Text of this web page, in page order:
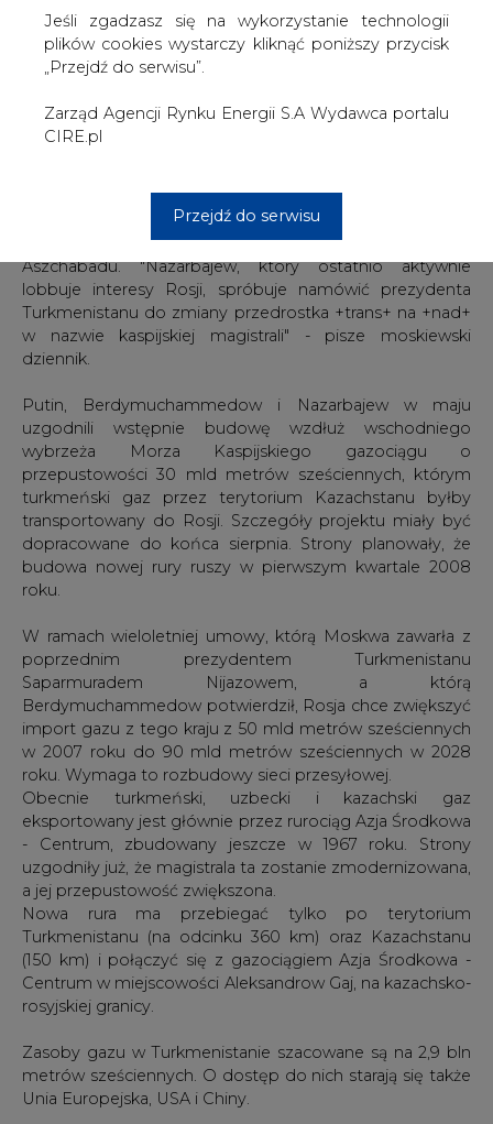
Jeśli zgadzasz się na wykorzystanie technologii
plików cookies wystarczy kliknąć poniższy przycisk
„Przejdź do serwisu”.
Zarząd Agencji Rynku Energii S.A Wydawca portalu
CIRE.pl
Przejdź do serwisu
Dziennik dodaje, że pod koniec września
Berdymuchammedow uda się do Nowego Jorku, gdzie
wystąpi z trybuny sesji Zgromadzenia Ogólnego
Narodów Zjednoczonych, a także spotka się z szefową
amerykańskiej dyplomacji Condoleezzą Rice i
przedstawicielami kół gospodarczych Stanów
Zdaniem "Niezawisimej Gaziety", przyszłość gazociągu
nadkaspijskiego zamierza wyjaśnić prezydent
Kazachstanu, który 12 września wybiera się do
Aszchabadu. "Nazarbajew, który ostatnio aktywnie
lobbuje interesy Rosji, spróbuje namówić prezydenta
Turkmenistanu do zmiany przedrostka +trans+ na +nad+
w nazwie kaspijskiej magistrali" - pisze moskiewski
dziennik.
Putin, Berdymuchammedow i Nazarbajew w maju
uzgodnili wstępnie budowę wzdłuż wschodniego
wybrzeża Morza Kaspijskiego gazociągu o
przepustowości 30 mld metrów sześciennych, którym
turkmeński gaz przez terytorium Kazachstanu byłby
transportowany do Rosji. Szczegóły projektu miały być
dopracowane do końca sierpnia. Strony planowały, że
budowa nowej rury ruszy w pierwszym kwartale 2008
roku.
W ramach wieloletniej umowy, którą Moskwa zawarła z
poprzednim prezydentem Turkmenistanu
Saparmuradem Nijazowem, a którą
Berdymuchammedow potwierdził, Rosja chce zwiększyć
import gazu z tego kraju z 50 mld metrów sześciennych
w 2007 roku do 90 mld metrów sześciennych w 2028
roku. Wymaga to rozbudowy sieci przesyłowej.
Obecnie turkmeński, uzbecki i kazachski gaz
eksportowany jest głównie przez rurociąg Azja Środkowa
- Centrum, zbudowany jeszcze w 1967 roku. Strony
uzgodniły już, że magistrala ta zostanie zmodernizowana,
a jej przepustowość zwiększona.
Nowa rura ma przebiegać tylko po terytorium
Turkmenistanu (na odcinku 360 km) oraz Kazachstanu
(150 km) i połączyć się z gazociągiem Azja Środkowa -
Centrum w miejscowości Aleksandrow Gaj, na kazachsko-
rosyjskiej granicy.
Zasoby gazu w Turkmenistanie szacowane są na 2,9 bln
metrów sześciennych. O dostęp do nich starają się także
Unia Europejska, USA i Chiny.